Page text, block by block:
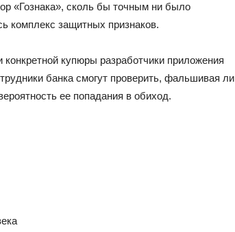
«Гознака», сколь бы точным ни было
комплекс защитных признаков.
купюры разработчики приложения
банка смогут проверить, фальшивая ли
ее попадания в обиход.